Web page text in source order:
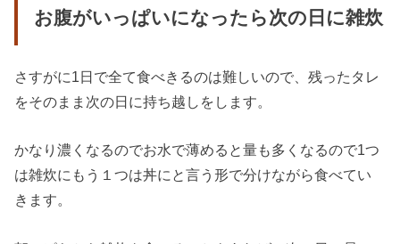
お腹がいっぱいになったら次の日に雑炊
さすがに1日で全て食べきるのは難しいので、残ったタレ
をそのまま次の日に持ち越しをします。
かなり濃くなるのでお水で薄めると量も多くなるので1つ
は雑炊にもう１つは丼にと言う形で分けながら食べてい
きます。